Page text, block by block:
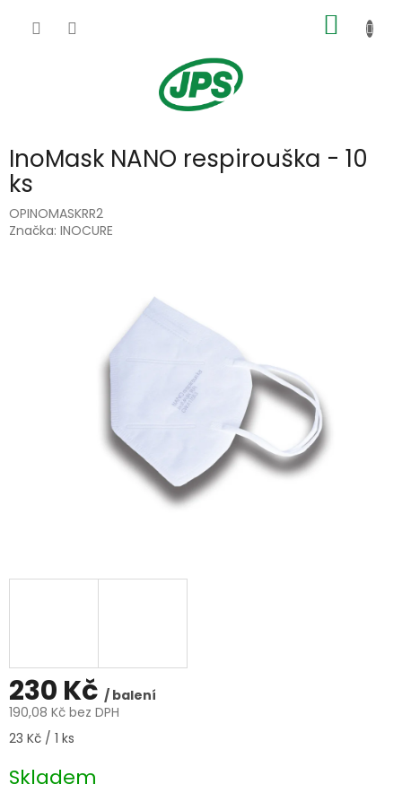
KOŠÍK
InoMask NANO respirouška - 10
ks
OPINOMASKRR2
Značka: INOCURE
230 Kč / balení
190,08 Kč bez DPH
Měrná
23 Kč / 1 ks
Skladem